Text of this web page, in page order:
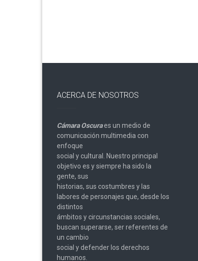
ACERCA DE NOSOTROS
Cámara Oscuraes un medio de
comunicación multimedia con
enfoque
social y cultural. Nuestro principal
objetivo es y siempre ha sido la
gente, sus
historias, sus costumbres y las
labores de personajes que, desde los
distintos
ámbitos y circunstancias sociales,
buscan superarse, ser referentes de
un cambio
social y defender los derechos
humanos.